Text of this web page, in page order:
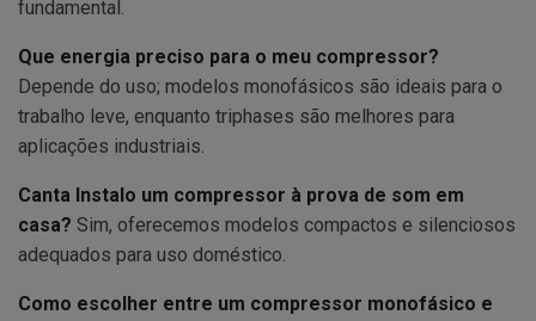
fundamental.
Que energia preciso para o meu compressor?
Depende do uso; modelos monofásicos são ideais para o
trabalho leve, enquanto triphases são melhores para
aplicações industriais.
Canta Instalo um compressor à prova de som em
casa? Sim, oferecemos modelos compactos e silenciosos
adequados para uso doméstico.
Como escolher entre um compressor monofásico e